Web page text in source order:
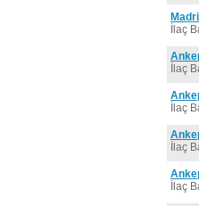
İlaç
İlaç
İlaç
İlaç
İlaç